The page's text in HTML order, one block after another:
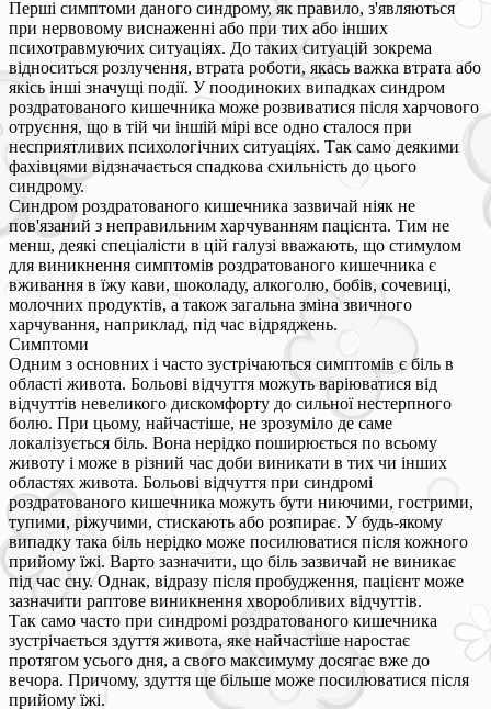
Перші симптоми даного синдрому, як правило, з'являються
при нервовому виснаженні або при тих або інших
психотравмуючих ситуаціях. До таких ситуацій зокрема
відноситься розлучення, втрата роботи, якась важка втрата або
якісь інші значущі події. У поодиноких випадках синдром
роздратованого кишечника може розвиватися після харчового
отруєння, що в тій чи іншій мірі все одно сталося при
несприятливих психологічних ситуаціях. Так само деякими
фахівцями відзначається спадкова схильність до цього
синдрому.
Синдром роздратованого кишечника зазвичай ніяк не
пов'язаний з неправильним харчуванням пацієнта. Тим не
менш, деякі спеціалісти в цій галузі вважають, що стимулом
для виникнення симптомів роздратованого кишечника є
вживання в їжу кави, шоколаду, алкоголю, бобів, сочевиці,
молочних продуктів, а також загальна зміна звичного
харчування, наприклад, під час відряджень.
Симптоми
Одним з основних і часто зустрічаються симптомів є біль в
області живота. Больові відчуття можуть варіюватися від
відчуттів невеликого дискомфорту до сильної нестерпного
болю. При цьому, найчастіше, не зрозуміло де саме
локалізується біль. Вона нерідко поширюється по всьому
животу і може в різний час доби виникати в тих чи інших
областях живота. Больові відчуття при синдромі
роздратованого кишечника можуть бути ниючими, гострими,
тупими, ріжучими, стискають або розпирає. У будь-якому
випадку така біль нерідко може посилюватися після кожного
прийому їжі. Варто зазначити, що біль зазвичай не виникає
під час сну. Однак, відразу після пробудження, пацієнт може
зазначити раптове виникнення хворобливих відчуттів.
Так само часто при синдромі роздратованого кишечника
зустрічається здуття живота, яке найчастіше наростає
протягом усього дня, а свого максимуму досягає вже до
вечора. Причому, здуття ще більше може посилюватися після
прийому їжі.